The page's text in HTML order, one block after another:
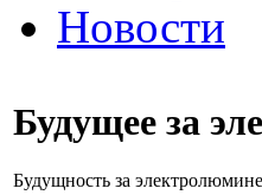
Новости
Будущее за
Будущность за